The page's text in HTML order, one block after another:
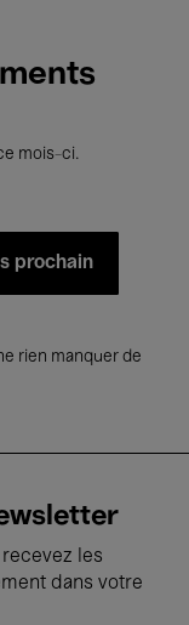
mois-ci.
prochain
rien manquer de
les
dans votre